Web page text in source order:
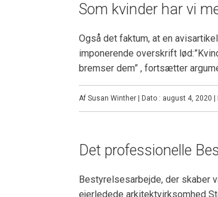
Som kvinder har vi
Også det faktum, at en
imponerende overskrift
bremser dem” , fortsætter
Af Susan Winther | Dato : august 4, 2020 |
Det professionelle
Bestyrelsesarbejde, der skaber
ejerledede arkitektvirksomhed